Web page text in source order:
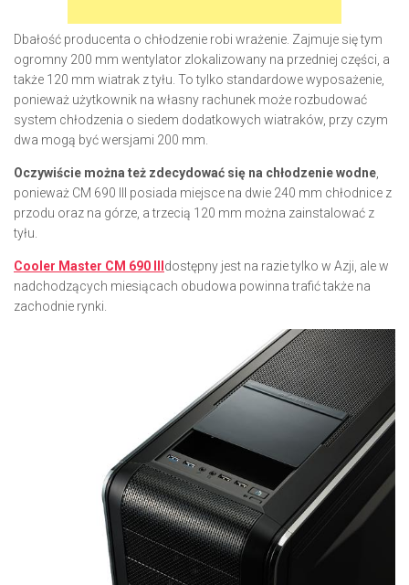
Dbałość producenta o chłodzenie robi wrażenie. Zajmuje się tym
ogromny 200 mm wentylator zlokalizowany na przedniej części, a
także 120 mm wiatrak z tyłu. To tylko standardowe wyposażenie,
ponieważ użytkownik na własny rachunek może rozbudować
system chłodzenia o siedem dodatkowych wiatraków, przy czym
dwa mogą być wersjami 200 mm.
Oczywiście można też zdecydować się na chłodzenie wodne
ponieważ CM 690 III posiada miejsce na dwie 240 mm chłodnice z
przodu oraz na górze, a trzecią 120 mm można zainstalować z
tyłu.
Cooler Master CM 690 III dostępny jest na razie tylko w Azji, ale w
nadchodzących miesiącach obudowa powinna trafić także na
zachodnie rynki.